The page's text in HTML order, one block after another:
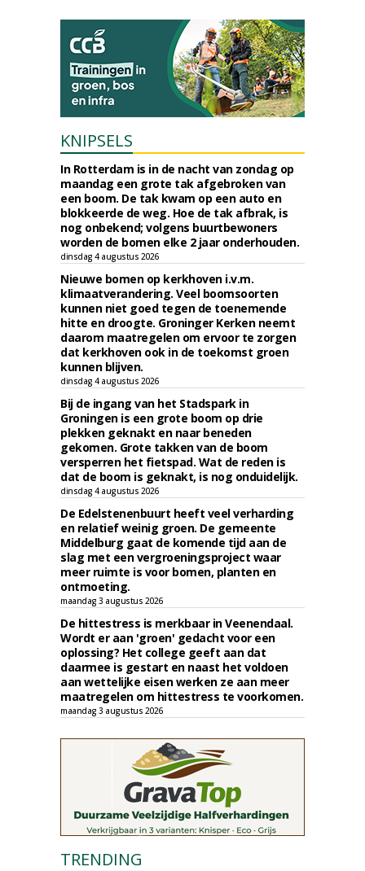
KNIPSELS
In Rotterdam is in de nacht van zondag op
maandag een grote tak afgebroken van
een boom. De tak kwam op een auto en
blokkeerde de weg. Hoe de tak afbrak, is
nog onbekend; volgens buurtbewoners
worden de bomen elke 2 jaar onderhouden.
dinsdag 4 augustus 2026
Nieuwe bomen op kerkhoven i.v.m.
klimaatverandering. Veel boomsoorten
kunnen niet goed tegen de toenemende
hitte en droogte. Groninger Kerken neemt
daarom maatregelen om ervoor te zorgen
dat kerkhoven ook in de toekomst groen
kunnen blijven.
dinsdag 4 augustus 2026
Bij de ingang van het Stadspark in
Groningen is een grote boom op drie
plekken geknakt en naar beneden
gekomen. Grote takken van de boom
versperren het fietspad. Wat de reden is
dat de boom is geknakt, is nog onduidelijk.
dinsdag 4 augustus 2026
De Edelstenenbuurt heeft veel verharding
en relatief weinig groen. De gemeente
Middelburg gaat de komende tijd aan de
slag met een vergroeningsproject waar
meer ruimte is voor bomen, planten en
ontmoeting.
maandag 3 augustus 2026
De hittestress is merkbaar in Veenendaal.
Wordt er aan 'groen' gedacht voor een
oplossing? Het college geeft aan dat
daarmee is gestart en naast het voldoen
aan wettelijke eisen werken ze aan meer
maatregelen om hittestress te voorkomen.
maandag 3 augustus 2026
TRENDING